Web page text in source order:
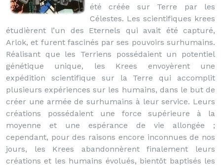
été créée sur Terre par les
Célestes. Les scientifiques krees
étudièrent l’un des Eternels qui avait été capturé,
Arlok, et furent fascinés par ses pouvoirs surhumains.
Réalisant que les Terriens possédaient un potentiel
génétique unique, les Krees envoyèrent une
expédition scientifique sur la Terre qui accomplit
plusieurs expériences sur les humains, dans le but de
créer une armée de surhumains à leur service. Leurs
créations possédaient une force supérieure à la
moyenne et une espérance de vie allongée ;
cependant, pour des raisons encore inconnues de nos
jours, les Krees abandonnèrent finalement leurs
créations et les humains évolués, bientôt baptisés les